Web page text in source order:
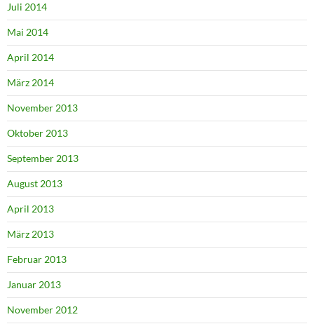
Juli 2014
Mai 2014
April 2014
März 2014
November 2013
Oktober 2013
September 2013
August 2013
April 2013
März 2013
Februar 2013
Januar 2013
November 2012